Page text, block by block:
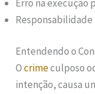
Erro na execução
Entendendo o
Ocrimeculposo
intenção, causa